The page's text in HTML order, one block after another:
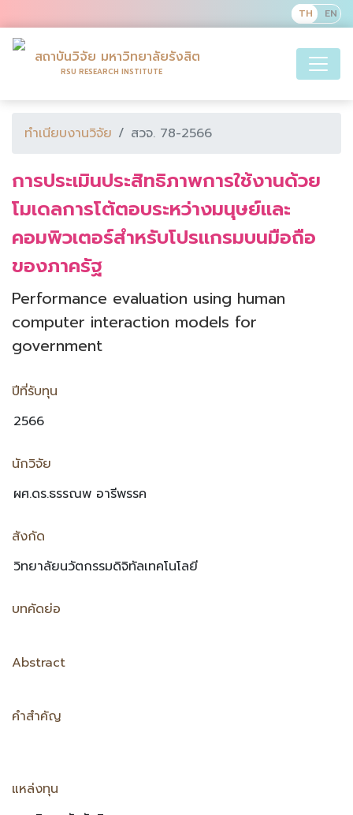
สถาบันวิจัย มหาวิทยาลัยรังสิต
RSU RESEARCH INSTITUTE
ทำเนียบงานวิจัย สวจ. 78-2566
การประเมินประสิทธิภาพการใช้งานด้วย
โมเดลการโต้ตอบระหว่างมนุษย์และ
คอมพิวเตอร์สำหรับโปรแกรมบนมือถือ
ของภาครัฐ
Performance evaluation using human
computer interaction models for
government
ปีที่รับทุน
นักวิจัย
สังกัด
บทคัดย่อ
Abstract
คำสำคัญ
แหล่งทุน